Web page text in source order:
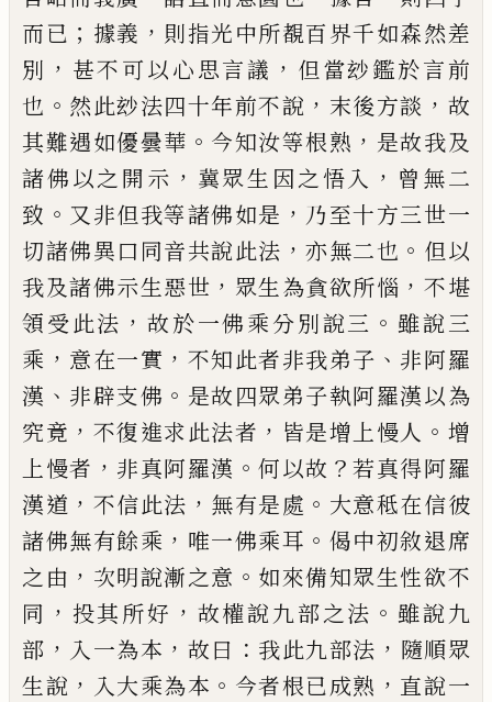
而已 ； 據義 ， 則指光中所覩百界千如森然差
別 ， 甚不可以心思言議 ， 但當玅鑑於言前
也 。 然此玅法四十年前不說 ， 末後方談 ， 故
其難遇如優曇華 。 今知汝等根熟 ， 是故我及
諸佛以之開示 ， 冀眾生因之悟入 ， 曾無二
致 。 又非但我等諸佛如是 ， 乃至十方三世一
切諸佛異口同音共說此法 ，亦無二也 。 但以
我及諸佛示生惡世 ， 眾生為貪欲所惱 ， 不堪
領受此法 ， 故於一佛乘分別說三 。 雖說三
乘 ， 意在一實 ， 不知此者非我弟子 、 非阿羅
漢 、 非辟支佛 。 是故四眾弟子執阿羅漢以為
究竟 ， 不復進求此法者 ， 皆是增上慢人 。 增
上慢者 ， 非真阿羅漢 。何以故 ？若真得阿羅
漢道 ， 不信此法 ， 無有是處 。 大意秪在信彼
諸佛無有餘乘 ， 唯一佛乘耳 。 偈中初敘退席
之由 ， 次明說漸之意 。 如來備知眾生性欲不
同 ， 投其所好 ， 故權說九部之法 。 雖說九
部 ， 入一為本 ， 故曰 ： 我此九部法 ， 隨順眾
生說 ， 入大乘為本 。 今者根已成熟 ， 直說一